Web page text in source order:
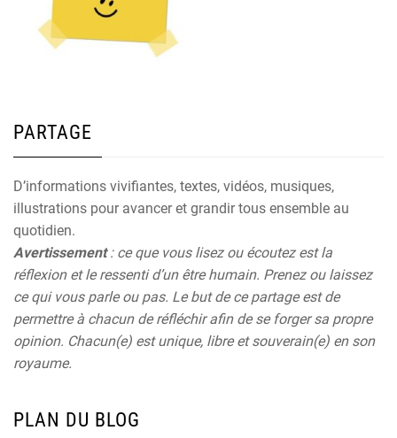
PARTAGE
D’informations vivifiantes, textes, vidéos, musiques,
illustrations pour avancer et grandir tous ensemble au
quotidien.
Avertissement: ce que vous lisez ou écoutez est la
réflexion et le ressenti d’un être humain. Prenez ou laissez
ce qui vous parle ou pas. Le but de ce partage est de
permettre à chacun de réfléchir afin de se forger sa propre
opinion. Chacun(e) est unique, libre et souverain(e) en son
royaume.
PLAN DU BLOG